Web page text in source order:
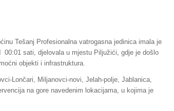
Tešanj Profesionalna vatrogasna jedinica imala je
00:01 sati, djelovala u mjestu Piljužići, gdje je došlo
objekti i infrastruktura.
Lončari, Miljanovci-novi, Jelah-polje, Jablanica,
na gore navedenim lokacijama, u kojima je